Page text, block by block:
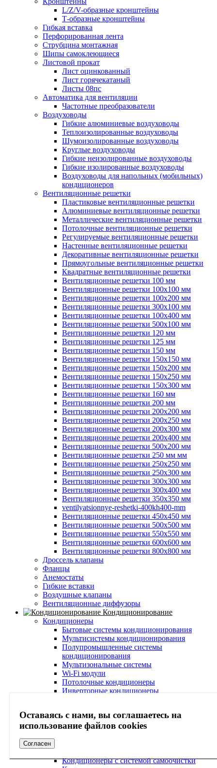
Оставаясь с нами, вы соглашаетесь на
использование файлов cookies
Согласен
L/Z/V-образные кронштейны
Т-образные кронштейны
Гибкая вставка
Перфорированная лента
Струбцина монтажная
Шипы самоклеющиеся
Листовой прокат
Лист оцинкованный
Лист горячекатаный
Листы 08пс
Автоматика для вентиляции
Частотные преобразователи
Воздуховоды
Гибкие алюминиевые воздуховоды
Теплоизолированные воздуховоды
Шумоизолированные воздуховоды
Круглые воздуховоды
Гибкие неизолированные воздуховоды
Гибкие изолированные воздуховоды
Воздуховоды для напольных (мобильных)
кондиционеров
Вентиляционные решетки
Пластиковые вентиляционные решетки
Алюминиевые вентиляционные решетки
Металлические вентиляционные решетки
Потолочные вентиляционные решетки
Регулируемые вентиляционные решетки
Настенные вентиляционные решетки
Декоративные вентиляционные решетки
Прямоугольные вентиляционные решетки
Квадратные вентиляционные решетки
Вентиляционные решетки 100 мм
Вентиляционные решетки 100х100 мм
Вентиляционные решетки 100х200 мм
Вентиляционные решетки 300х100 мм
Вентиляционные решетки 100х400 мм
Вентиляционные решетки 500х100 мм
Вентиляционные решетки 120 мм
Вентиляционные решетки 125 мм
Вентиляционные решетки 150 мм
Вентиляционные решетки 150х150 мм
Вентиляционные решетки 150х200 мм
Вентиляционные решетки 150х250 мм
Вентиляционные решетки 150х300 мм
Вентиляционные решетки 160 мм
Вентиляционные решетки 200 мм
Вентиляционные решетки 200х200 мм
Вентиляционные решетки 200х250 мм
Вентиляционные решетки 200х300 мм
Вентиляционные решетки 200х400 мм
Вентиляционные решетки 500х200 мм
Вентиляционные решетки 250 мм мм
Вентиляционные решетки 250х250 мм
Вентиляционные решетки 250х300 мм
Вентиляционные решетки 300х300 мм
Вентиляционные решетки 300х400 мм
Вентиляционные решетки 350х350 мм
ventilyatsionnye-reshetki-400kh400-mm
Вентиляционные решетки 450х450 мм
Вентиляционные решетки 500х500 мм
Вентиляционные решетки 550х550 мм
Вентиляционные решетки 600х600 мм
Вентиляционные решетки 800х800 мм
Дроссель клапаны
Фланцы
Анемостаты
Гибкие вставки
Воздушные клапаны
Вентиляционные диффузоры
Кондиционирование
Кондиционеры
Бытовые системы кондиционирования
Мультисистемы кондиционирования
Полупромышленные системы
кондиционирования
Мультизональные системы
Wi-Fi модули
Потолочные кондиционеры
Инверторные кондиционеры
Внутренние блоки кондиционеров
Кондиционеры с функцией обогрева
Кондиционеры с системой самоочистки